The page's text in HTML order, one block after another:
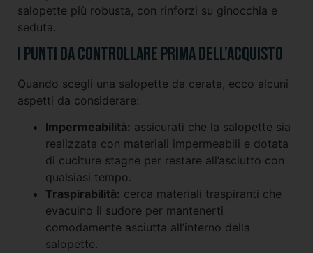
salopette più robusta, con rinforzi su ginocchia e
seduta.
I punti da controllare prima dell’acquisto
Quando scegli una salopette da cerata, ecco alcuni
aspetti da considerare:
Impermeabilità: assicurati che la salopette sia
realizzata con materiali impermeabili e dotata
di cuciture stagne per restare all’asciutto con
qualsiasi tempo.
Traspirabilità: cerca materiali traspiranti che
evacuino il sudore per mantenerti
comodamente asciutta all’interno della
salopette.